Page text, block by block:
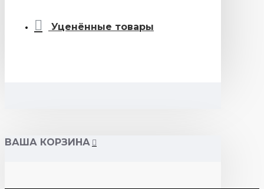
Уценённые товары
ВАША КОРЗИНА